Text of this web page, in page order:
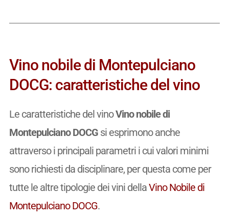
Vino nobile di Montepulciano
DOCG: caratteristiche del vino
Le caratteristiche del vinoVino nobile di
Montepulciano DOCGsi esprimono anche
attraverso i principali parametri i cui valori minimi
sono richiesti da disciplinare, per questa come per
tutte le altre tipologie dei vini dellaVino Nobile di
Montepulciano DOCG.